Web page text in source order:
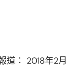
道： 2018年2月